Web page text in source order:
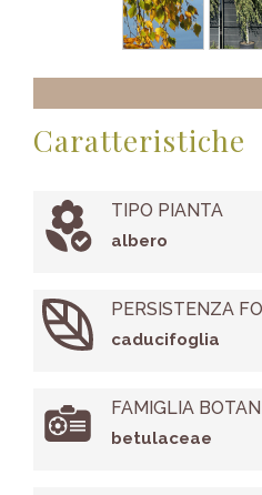
Caratteristiche
TIPO PIANTA
albero
PERSISTENZA
caducifoglia
FAMIGLIA
betulaceae